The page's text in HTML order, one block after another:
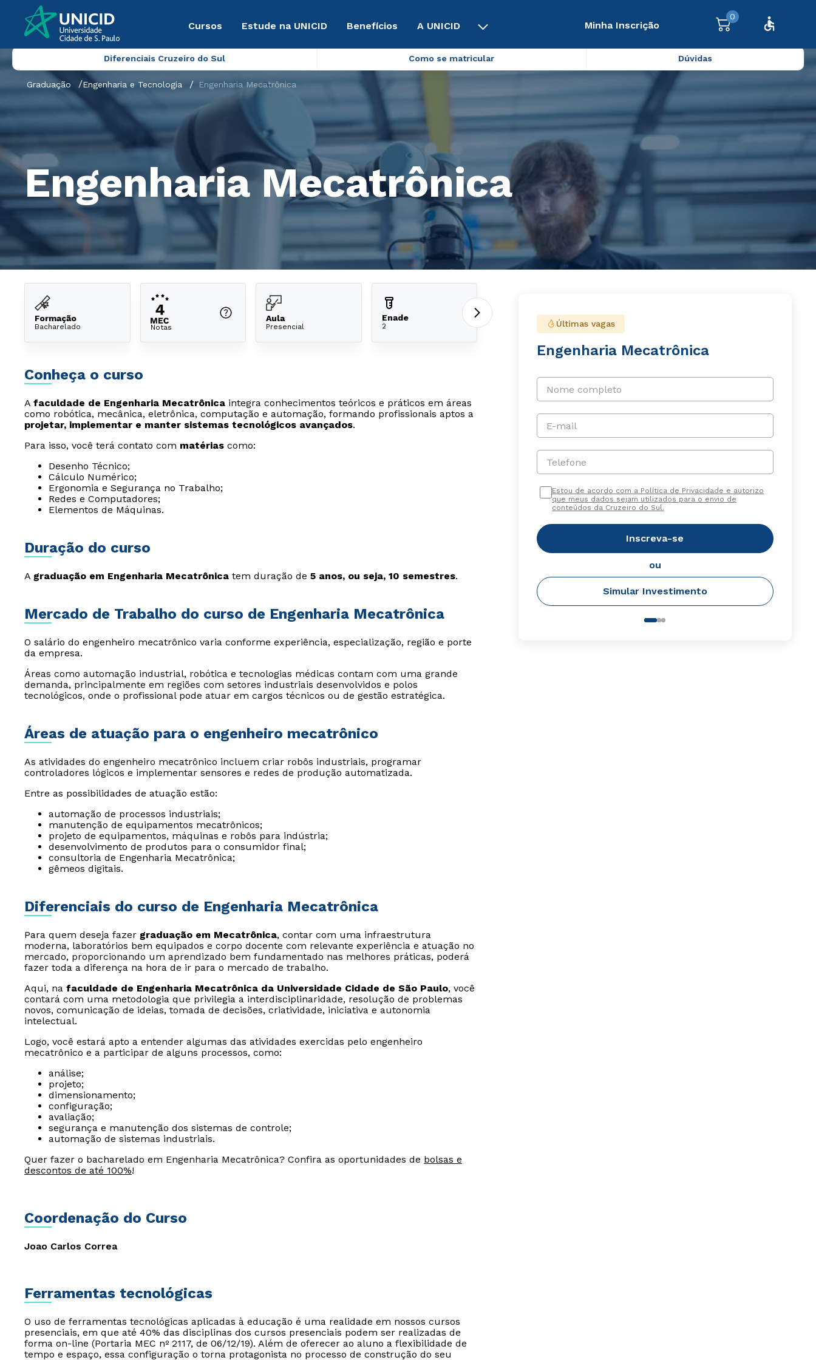
Cursos Estude na UNICID Benefícios A UNICID Minha Inscrição
0
Diferenciais Cruzeiro do Sul Como se matricular Dúvidas
Graduação Engenharia e Tecnologia Engenharia Mecatrônica
Engenharia Mecatrônica
Formação
Bacharelado Notas
Aula
Presencial
Enade
2
Conheça o curso
A faculdade de Engenharia Mecatrônica integra conhecimentos teóricos e práticos em áreas
como robótica, mecânica, eletrônica, computação e automação, formando profissionais aptos a
projetar, implementar e manter sistemas tecnológicos avançados.
Para isso, você terá contato com matérias como:
Desenho Técnico;
Cálculo Numérico;
Ergonomia e Segurança no Trabalho;
Redes e Computadores;
Elementos de Máquinas.
Duração do curso
A graduação em Engenharia Mecatrônica tem duração de 5 anos, ou seja, 10 semestres.
Mercado de Trabalho do curso de Engenharia Mecatrônica
O salário do engenheiro mecatrônico varia conforme experiência, especialização, região e porte
da empresa.
Áreas como automação industrial, robótica e tecnologias médicas contam com uma grande
demanda, principalmente em regiões com setores industriais desenvolvidos e polos
tecnológicos, onde o profissional pode atuar em cargos técnicos ou de gestão estratégica.
Áreas de atuação para o engenheiro mecatrônico
As atividades do engenheiro mecatrônico incluem criar robôs industriais, programar
controladores lógicos e implementar sensores e redes de produção automatizada.
Entre as possibilidades de atuação estão:
automação de processos industriais;
manutenção de equipamentos mecatrônicos;
projeto de equipamentos, máquinas e robôs para indústria;
desenvolvimento de produtos para o consumidor final;
consultoria de Engenharia Mecatrônica;
gêmeos digitais.
Diferenciais do curso de Engenharia Mecatrônica
Para quem deseja fazer graduação em Mecatrônica, contar com uma infraestrutura
moderna, laboratórios bem equipados e corpo docente com relevante experiência e atuação no
mercado, proporcionando um aprendizado bem fundamentado nas melhores práticas, poderá
fazer toda a diferença na hora de ir para o mercado de trabalho.
Aqui, na faculdade de Engenharia Mecatrônica da Universidade Cidade de São Paulo, você
contará com uma metodologia que privilegia a interdisciplinaridade, resolução de problemas
novos, comunicação de ideias, tomada de decisões, criatividade, iniciativa e autonomia
intelectual.
Logo, você estará apto a entender algumas das atividades exercidas pelo engenheiro
mecatrônico e a participar de alguns processos, como:
análise;
projeto;
dimensionamento;
configuração;
avaliação;
segurança e manutenção dos sistemas de controle;
automação de sistemas industriais.
Quer fazer o bacharelado em Engenharia Mecatrônica? Confira as oportunidades de bolsas e
descontos de até 100%!
Coordenação do Curso
Joao Carlos Correa
Ferramentas tecnológicas
O uso de ferramentas tecnológicas aplicadas à educação é uma realidade em nossos cursos
presenciais, em que até 40% das disciplinas dos cursos presenciais podem ser realizadas de
forma on-line (Portaria MEC nº 2117, de 06/12/19). Além de oferecer ao aluno a flexibilidade de
tempo e espaço, essa configuração o torna protagonista no processo de construção do seu
Últimas vagas
Engenharia Mecatrônica
Nome completo
E-mail
Telefone
Estou de acordo com a Política de Privacidade e autorizo
que meus dados sejam utilizados para o envio de
conteúdos da Cruzeiro do Sul.
Inscreva-se
ou
Simular Investimento
ou
ou